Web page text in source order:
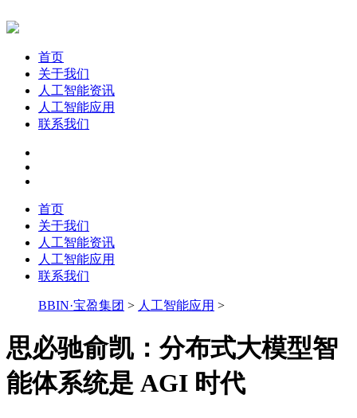
首页
关于我们
人工智能资讯
人工智能应用
联系我们
首页
关于我们
人工智能资讯
人工智能应用
联系我们
BBIN·宝盈集团 > 人工智能应用 >
思必驰俞凯：分布式大模型智
能体系统是 AGI 时代